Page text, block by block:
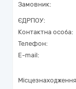
Замовник:
ЄДРПОУ:
Контактна особа:
Телефон:
E-mail: